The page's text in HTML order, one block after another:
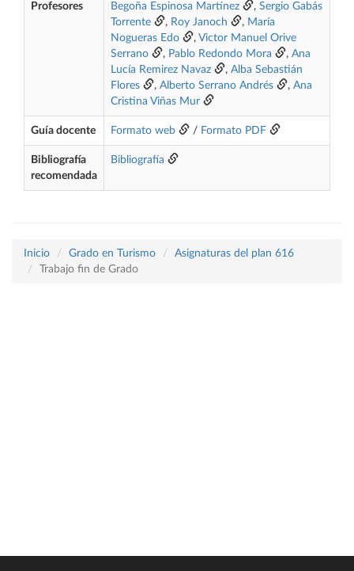
Profesores Begoña Espinosa Martínez , Sergio Gabás
Torrente
, Roy Janoch , María
Nogueras Edo
, Victor Manuel Orive
Serrano
, Pablo Redondo Mora , Ana
Lucía Remirez Navaz
, Alba Sebastián
Flores
, Alberto Serrano Andrés , Ana
Cristina Viñas Mur
Guía docente Formato web / Formato PDF
Bibliografía
recomendada
Bibliografía
Inicio Grado en Turismo
Asignaturas del plan 616
Trabajo fin de Grado